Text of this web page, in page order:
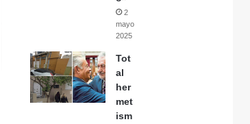
2
mayo,
2025
Tot
al
her
met
ism